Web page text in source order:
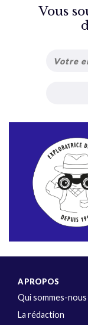
Vous
A PROPOS
Qui sommes-nous
La rédaction